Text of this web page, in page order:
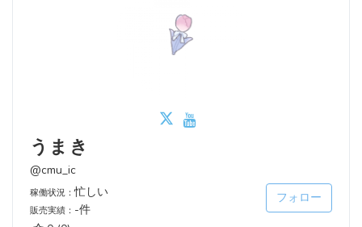
うまき
@cmu_ic
稼働状況：忙しい
販売実績： -件
フォロー